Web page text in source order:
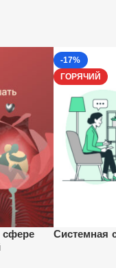
сфере
-17%
ГОРЯЧИЙ
Системная